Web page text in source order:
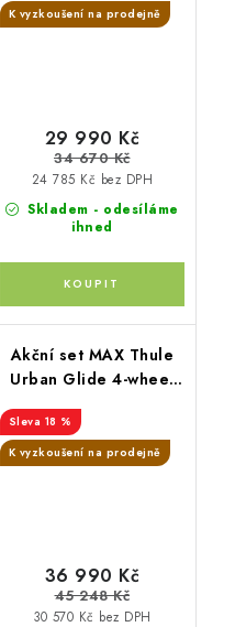
+ madlo + pláštěnka na
K vyzkoušení na prodejně
Skladem - odesíláme
ihned
24 785 Kč bez DPH
29 990 Kč
34 670 Kč
Akční set MAX Thule
Urban Glide 4-wheel
18 %
K vyzkoušení na prodejně
30 570 Kč bez DPH
36 990 Kč
45 248 Kč